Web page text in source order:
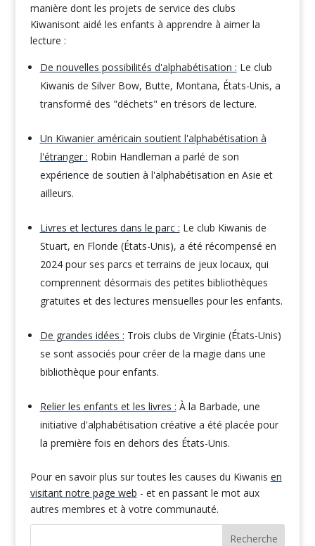
manière dont les projets de service des clubs
Kiwanisont aidé les enfants à apprendre à aimer la
lecture :
De nouvelles possibilités d'alphabétisation : Le club
Kiwanis de Silver Bow, Butte, Montana, États-Unis, a
transformé des "déchets" en trésors de lecture.
Un Kiwanier américain soutient l'alphabétisation à
l'étranger : Robin Handleman a parlé de son
expérience de soutien à l'alphabétisation en Asie et
ailleurs.
Livres et lectures dans le parc : Le club Kiwanis de
Stuart, en Floride (États-Unis), a été récompensé en
2024 pour ses parcs et terrains de jeux locaux, qui
comprennent désormais des petites bibliothèques
gratuites et des lectures mensuelles pour les enfants.
De grandes idées : Trois clubs de Virginie (États-Unis)
se sont associés pour créer de la magie dans une
bibliothèque pour enfants.
Relier les enfants et les livres : À la Barbade, une
initiative d'alphabétisation créative a été placée pour
la première fois en dehors des États-Unis.
Pour en savoir plus sur toutes les causes du Kiwanis en
visitant notre page web - et en passant le mot aux
autres membres et à votre communauté.
Recherche